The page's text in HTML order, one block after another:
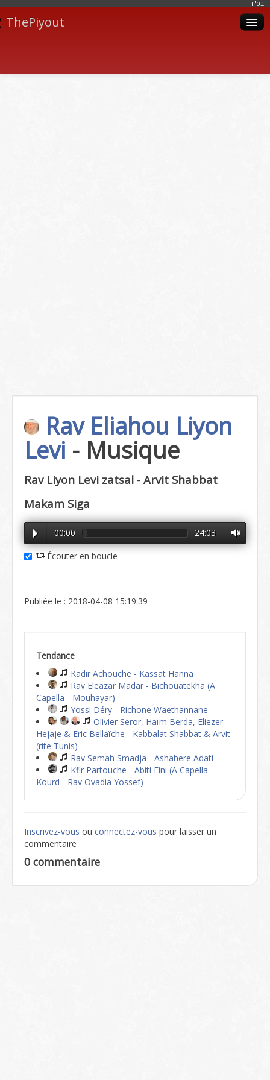
בּס"ד
ThePiyout
Rav Eliahou Liyon
Levi - Musique
Rav Liyon Levi zatsal - Arvit Shabbat
Makam Siga
00:00 24:03
Écouter en boucle
Publiée le : 2018-04-08 15:19:39
Tendance
Kadir Achouche - Kassat Hanna
Rav Eleazar Madar - Bichouatekha (A
Capella - Mouhayar)
Yossi Déry - Richone Waethannane
Olivier Seror, Haïm Berda, Eliezer
Hejaje & Eric Bellaïche - Kabbalat Shabbat & Arvit
(rite Tunis)
Rav Semah Smadja - Ashahere Adati
Kfir Partouche - Abiti Eini (A Capella -
Kourd - Rav Ovadia Yossef)
Inscrivez-vous ou connectez-vous pour laisser un
commentaire
0 commentaire